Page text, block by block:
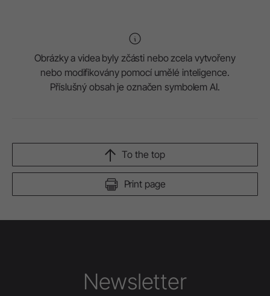
Obrázky a videa byly zčásti nebo zcela vytvořeny
nebo modifikovány pomocí umělé inteligence.
Příslušný obsah je označen symbolem AI.
Print page
To the top
Newsletter